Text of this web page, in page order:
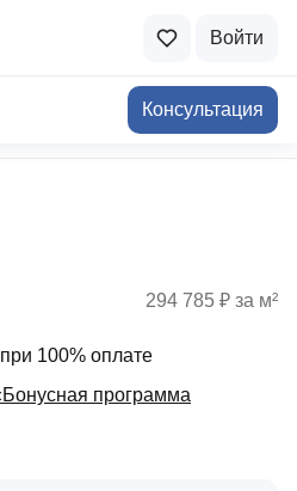
Войти
Консультация
100% оплате
программа
294 785 ₽ за м²